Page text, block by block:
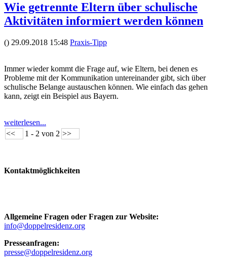
Wie getrennte Eltern über schulische
Aktivitäten informiert werden können
() 29.09.2018 15:48 Praxis-Tipp
Immer wieder kommt die Frage auf, wie Eltern, bei denen es
Probleme mit der Kommunikation untereinander gibt, sich über
schulische Belange austauschen können. Wie einfach das gehen
kann, zeigt ein Beispiel aus Bayern.
weiterlesen...
<<
1 - 2 von 2 >>
Kontaktmöglichkeiten
Allgemeine Fragen oder Fragen zur Website:
info@doppelresidenz.org
Presseanfragen:
presse@doppelresidenz.org